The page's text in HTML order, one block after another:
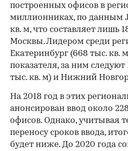
построенных офисов в
миллионниках, по данным
кв. м, что составляет лишь
Москвы. Лидером среди
Екатеринбург (668 тыс. кв.
показателя, за ним
тыс. кв. м) и Нижний
На 2018 год в этих
анонсирован ввод около
офисов. Однако, учитывая
переносу сроков ввода,
будет ниже. До 2020 года